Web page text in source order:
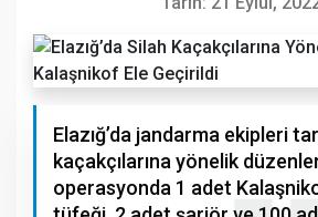
Elazığ’da jandarma ekipleri
kaçakçılarına yönelik
operasyonda 1 adet